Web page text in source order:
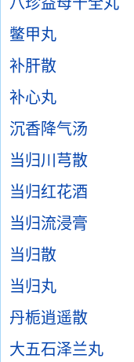
鳖甲丸
补肝散
补心丸
沉香降气汤
当归川芎散
当归红花酒
当归流浸膏
当归散
当归丸
丹栀逍遥散
大五石泽兰丸